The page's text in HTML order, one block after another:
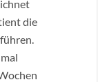
die